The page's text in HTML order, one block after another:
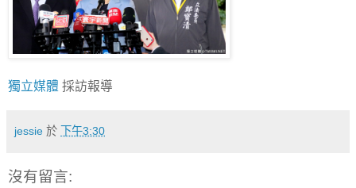
獨立媒體 採訪報導
jessie 於 下午3:30
沒有留言: